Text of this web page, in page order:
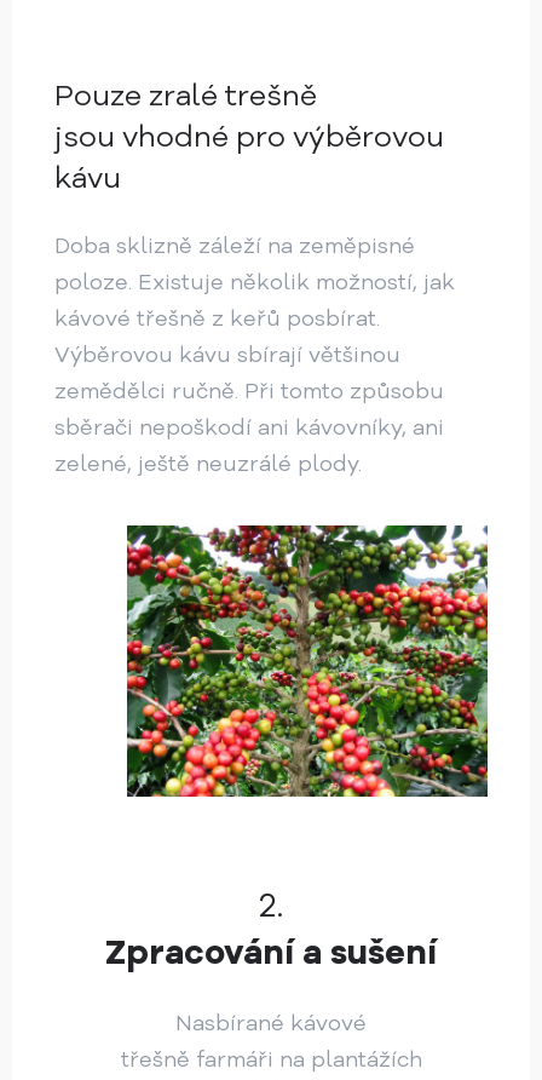
Pouze zralé trešně
jsou vhodné pro výběrovou
kávu
Doba sklizně záleží na zeměpisné
poloze. Existuje několik možností, jak
kávové třešně z keřů posbírat.
Výběrovou kávu sbírají většinou
zemědělci ručně. Při tomto způsobu
sběrači nepoškodí ani kávovníky, ani
zelené, ještě neuzrálé plody.
2.
Zpracování a sušení
Nasbírané kávové
třešně farmáři na plantážích